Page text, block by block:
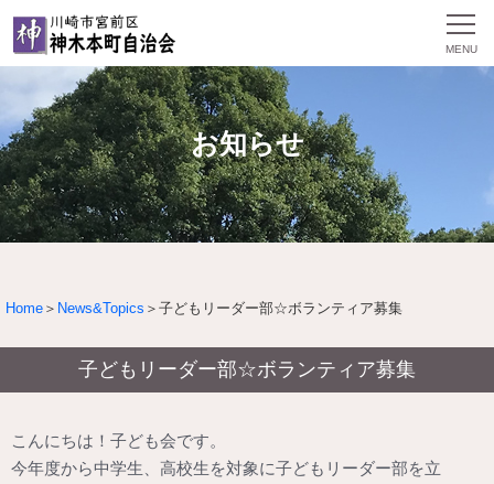
お知らせ
Home ＞ News&Topics ＞子どもリーダー部☆ボランティア募集
子どもリーダー部☆ボランティア募集
こんにちは！子ども会です。
今年度から中学生、高校生を対象に子どもリーダー部を立